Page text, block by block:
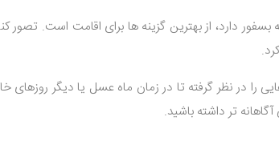
بسفور دارد، از بهترین گزینه ها برای اقامت است.
را در نظر گرفته تا در زمان ماه عسل یا دیگر
تر داشته باشید.